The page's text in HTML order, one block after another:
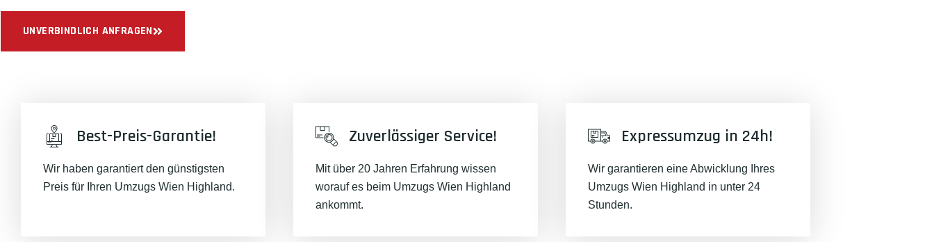
UNVERBINDLICH ANFRAGEN
Best-Preis-Garantie!
Wir haben garantiert den günstigsten
Preis für Ihren Umzugs Wien Highland.
Zuverlässiger Service!
Mit über 20 Jahren Erfahrung wissen
worauf es beim Umzugs Wien Highland
ankommt.
Expressumzug in 24h!
Wir garantieren eine Abwicklung Ihres
Umzugs Wien Highland in unter 24
Stunden.